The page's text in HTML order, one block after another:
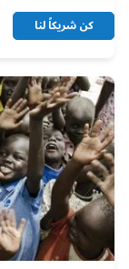
كن شريكاً لنا